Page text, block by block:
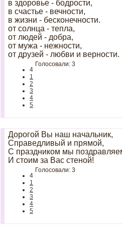
в здоровье - бодрости,
в счастье - вечности,
в жизни - бесконечности.
от солнца - тепла,
от людей - добра,
от мужа - нежности,
от друзей - любви и верности.
4
1
2
3
4
5
Голосовали: 3
Дорогой Вы наш начальник,
Справедливый и прямой,
С праздником мы
И стоим за Вас стеной!
4
1
2
3
4
5
Голосовали: 3